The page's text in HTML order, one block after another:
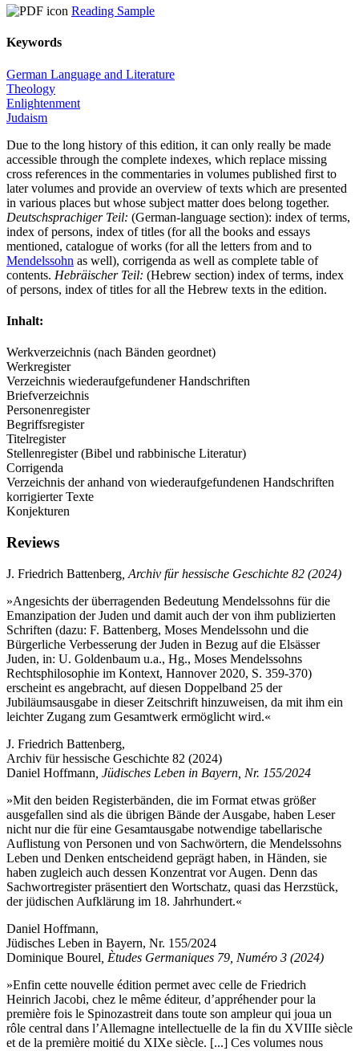
Reading Sample
Keywords
German Language and Literature
Theology
Enlightenment
Judaism
Due to the long history of this edition, it can only really be made
accessible through the complete indexes, which replace missing
cross references in the commentaries in volumes published first to
later volumes and provide an overview of texts which are presented
in various places but whose subject matter does belong together.
Deutschsprachiger Teil: (German-language section): index of terms,
index of persons, index of titles (for all the books and essays
mentioned, catalogue of works (for all the letters from and to
Mendelssohn as well), corrigenda as well as complete table of
contents. Hebräischer Teil: (Hebrew section) index of terms, index
of persons, index of titles for all the Hebrew texts in the edition.
Inhalt:
Werkverzeichnis (nach Bänden geordnet)
Werkregister
Verzeichnis wiederaufgefundener Handschriften
Briefverzeichnis
Personenregister
Begriffsregister
Titelregister
Stellenregister (Bibel und rabbinische Literatur)
Corrigenda
Verzeichnis der anhand von wiederaufgefundenen Handschriften
korrigierter Texte
Konjekturen
Reviews
J. Friedrich Battenberg , Archiv für hessische Geschichte 82 (2024)
»Angesichts der überragenden Bedeutung Mendelssohns für die
Emanzipation der Juden und damit auch der von ihm publizierten
Schriften (dazu: F. Battenberg, Moses Mendelssohn und die
Bürgerliche Verbesserung der Juden in Bezug auf die Elsässer
Juden, in: U. Goldenbaum u.a., Hg., Moses Mendelssohns
Rechtsphilosophie im Kontext, Hannover 2020, S. 359-370)
erscheint es angebracht, auf diesen Doppelband 25 der
Jubiläumsausgabe in dieser Zeitschrift hinzuweisen, da mit ihm ein
leichter Zugang zum Gesamtwerk ermöglicht wird.«
J. Friedrich Battenberg,
Archiv für hessische Geschichte 82 (2024)
Daniel Hoffmann , Jüdisches Leben in Bayern, Nr. 155/2024
»Mit den beiden Registerbänden, die im Format etwas größer
ausgefallen sind als die übrigen Bände der Ausgabe, haben Leser
nicht nur die für eine Gesamtausgabe notwendige tabellarische
Auflistung von Personen und von Sachwörtern, die Mendelssohns
Leben und Denken entscheidend geprägt haben, in Händen, sie
haben zugleich auch dessen Konzentrat vor Augen. Denn das
Sachwortregister präsentiert den Wortschatz, quasi das Herzstück,
der jüdischen Aufklärung im 18. Jahrhundert.«
Daniel Hoffmann,
Jüdisches Leben in Bayern, Nr. 155/2024
Dominique Bourel , Ètudes Germaniques 79, Numéro 3 (2024)
»Enfin cette nouvelle édition permet avec celle de Friedrich
Heinrich Jacobi, chez le même éditeur, d’appréhender pour la
première fois le Spinozastreit dans toute son ampleur qui joua un
rôle central dans l’Allemagne intellectuelle de la fin du XVIIIe siècle
et de la première moitié du XIXe siècle. [...] Ces volumes nous